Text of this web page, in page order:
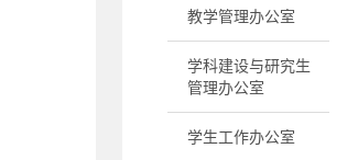
教学管理办公室
学科建设与研究生
管理办公室
学生工作办公室